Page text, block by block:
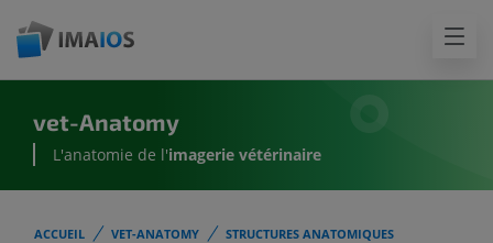
vet-Anatomy
L'anatomie de l'imagerie vétérinaire
ACCUEIL VET-ANATOMY
STRUCTURES ANATOMIQUES